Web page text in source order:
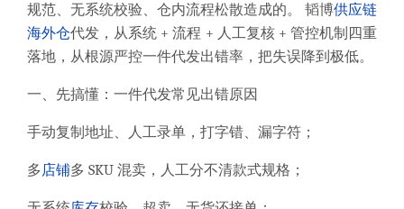
规范、无系统校验、仓内流程松散造成的。 韬博供应链
海外仓代发，从系统 + 流程 + 人工复核 + 管控机制四重
落地，从根源严控一件代发出错率，把失误降到极低。
一、先搞懂：一件代发常见出错原因
手动复制地址、人工录单，打字错、漏字符；
多店铺多 SKU 混卖，人工分不清款式规格；